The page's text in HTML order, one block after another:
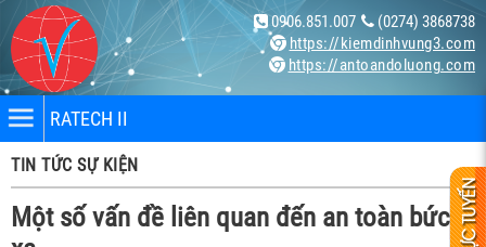
(0274) 3868738
0906.851.007
https://kiemdinhvung3.com
https://antoandoluong.com
RATECH II
TIN TỨC SỰ KIỆN
Một số vấn đề liên quan đến an toàn bức